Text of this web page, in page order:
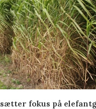
fokus på